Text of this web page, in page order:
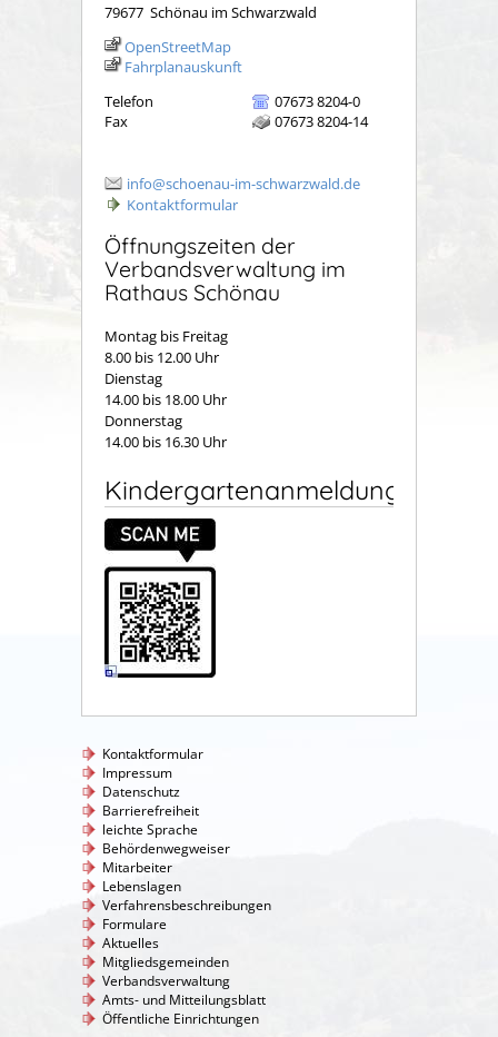
79677 Schönau im Schwarzwald
OpenStreetMap
Fahrplanauskunft
Telefon
07673 8204-0
Fax
07673 8204-14
info@schoenau-im-schwarzwald.de
Kontaktformular
Öffnungszeiten der
Verbandsverwaltung im
Rathaus Schönau
Montag bis Freitag
8.00 bis 12.00 Uhr
Dienstag
14.00 bis 18.00 Uhr
Donnerstag
14.00 bis 16.30 Uhr
Kindergartenanmeldung
Kontaktformular
Impressum
Datenschutz
Barrierefreiheit
leichte Sprache
Behördenwegweiser
Mitarbeiter
Lebenslagen
Verfahrensbeschreibungen
Formulare
Aktuelles
Mitgliedsgemeinden
Verbandsverwaltung
Amts- und Mitteilungsblatt
Öffentliche Einrichtungen